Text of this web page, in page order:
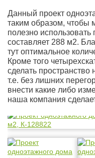
Данный проект
таким образом,
полезно
составляет 288 м2.
тут оптимальное
Кроме того
сделать
т.е. без лишних
внести какие либо
наша компания